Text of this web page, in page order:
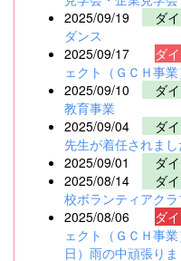
2025/09/19
ダ
ダンス
2025/09/17 ダ
ェクト（ＧＣＨ事
2025/09/10
ダ
教育事業
2025/09/04
ダ
先生が着任されまし
2025/09/01
ダ
2025/08/14
ダ
校ボランティアク
2025/08/06 ダ
ェクト（ＧＣＨ事
日）雨の中頑張りま